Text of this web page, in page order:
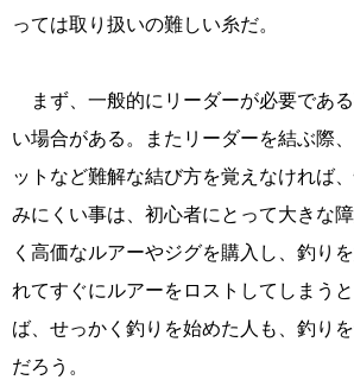
っては取り扱いの難しい糸だ。
まず、一般的にリーダーが必要であ
い場合がある。またリーダーを結ぶ際
ットなど難解な結び方を覚えなければ
みにくい事は、初心者にとって大きな
く高価なルアーやジグを購入し、釣り
れてすぐにルアーをロストしてしまう
ば、せっかく釣りを始めた人も、釣り
だろう。